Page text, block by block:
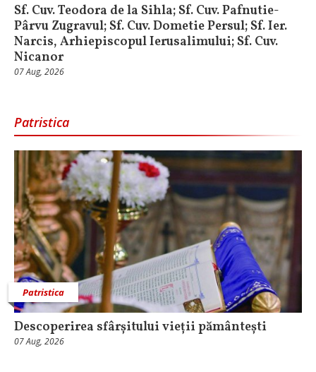
Sf. Cuv. Teodora de la Sihla; Sf. Cuv. Pafnutie-
Pârvu Zugravul; Sf. Cuv. Dometie Persul; Sf. Ier.
Narcis, Arhiepiscopul Ierusalimului; Sf. Cuv.
Nicanor
07 Aug, 2026
Patristica
Patristica
Descoperirea sfârșitului vieții pământești
07 Aug, 2026